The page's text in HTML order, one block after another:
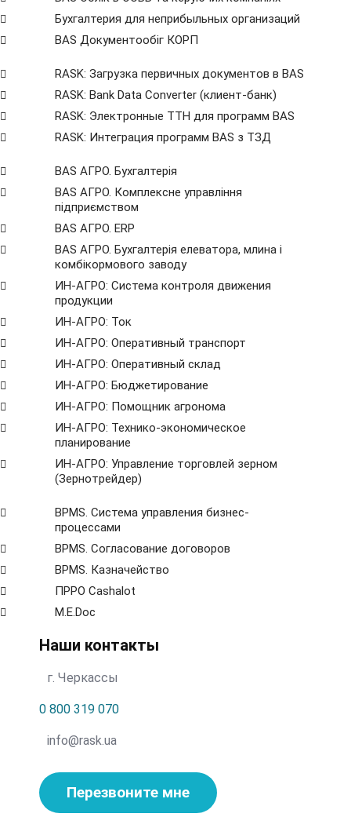
Бухгалтерия для неприбыльных организаций
BAS Документообіг КОРП
RASK: Загрузка первичных документов в BAS
RASK: Bank Data Сonverter (клиент-банк)
RASK: Электронные ТТН для программ BAS
RASK: Интеграция программ BAS з ТЗД
BAS АГРО. Бухгалтерія
BAS АГРО. Комплексне управління
підприємством
BAS АГРО. ERP
BAS АГРО. Бухгалтерія елеватора, млина і
комбікормового заводу
ИН-АГРО: Система контроля движения
продукции
ИН-АГРО: Ток
ИН-АГРО: Оперативный транспорт
ИН-АГРО: Оперативный склад
ИН-АГРО: Бюджетирование
ИН-АГРО: Помощник агронома
ИН-АГРО: Технико-экономическое
планирование
ИН-АГРО: Управление торговлей зерном
(Зернотрейдер)
ВРМS. Система управления бизнес-
процессами
BPMS. Согласование договоров
BPМS. Казначейство
ПРРО Cashalot
M.E.Doc
Наши контакты
г. Черкассы
0 800 319 070
info@rask.ua
Перезвоните мне